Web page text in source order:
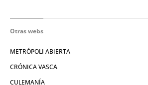
Otras webs
METRÓPOLI ABIERTA
CRÓNICA VASCA
CULEMANÍA